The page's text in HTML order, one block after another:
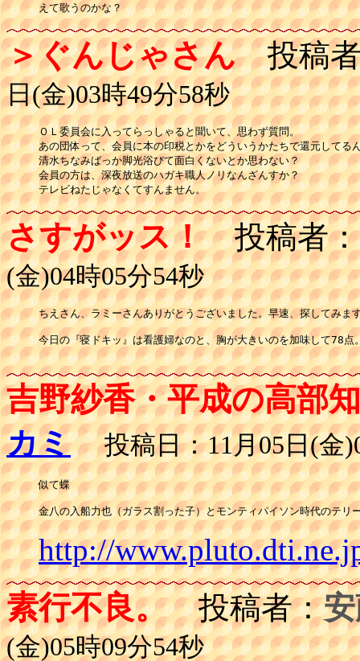
えて歌うのかな？
＞ぐんじゃさん投稿
日(金)03時49分58秒
ＯＬ委員会に入ってらっしゃると聞いて、思わず質問。
あの団体って、会員に本の印税とかをどういうかたちで還元してる
清水ちなみばっか脚光浴びて面白くないとか思わない？
会員の方は、深夜放送のハガキ職人ノリなんざんすか？
テレビねたじゃなくてすんません。
さすがッス！投稿者：
(金)04時05分54秒
ちえさん、ラミーさんありがとうございました。早速、探してみま
今日の『寝ドキッ』は看護婦なのと、胸が大きいのを加味して78点
吉野紗香・平成の高部
カミ 投稿日：11月05日(金
似て蝶
http://
素行不良。投稿者：
(金)05時09分54秒